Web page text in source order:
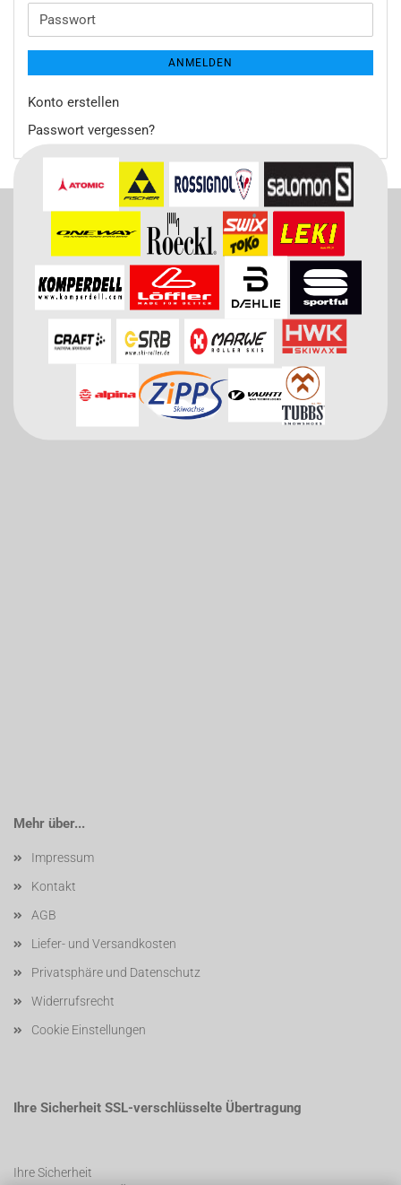
Passwort
ANMELDEN
Konto erstellen
Passwort vergessen?
Mehr über...
Impressum
Kontakt
AGB
Liefer- und Versandkosten
Privatsphäre und Datenschutz
Widerrufsrecht
Cookie Einstellungen
Ihre Sicherheit SSL-verschlüsselte Übertragung
Ihre Sicherheit